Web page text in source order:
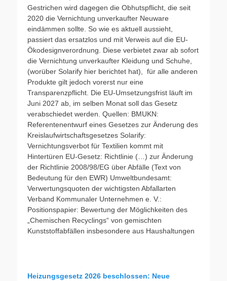
Gestrichen wird dagegen die Obhutspflicht, die seit
2020 die Vernichtung unverkaufter Neuware
eindämmen sollte. So wie es aktuell aussieht,
passiert das ersatzlos und mit Verweis auf die EU-
Ökodesignverordnung. Diese verbietet zwar ab sofort
die Vernichtung unverkaufter Kleidung und Schuhe,
(worüber Solarify hier berichtet hat), für alle anderen
Produkte gilt jedoch vorerst nur eine
Transparenzpflicht. Die EU-Umsetzungsfrist läuft im
Juni 2027 ab, im selben Monat soll das Gesetz
verabschiedet werden. Quellen: BMUKN:
Referentenentwurf eines Gesetzes zur Änderung des
Kreislaufwirtschaftsgesetzes Solarify:
Vernichtungsverbot für Textilien kommt mit
Hintertüren EU-Gesetz: Richtlinie (…) zur Änderung
der Richtlinie 2008/98/EG über Abfälle (Text von
Bedeutung für den EWR) Umweltbundesamt:
Verwertungsquoten der wichtigsten Abfallarten
Verband Kommunaler Unternehmen e. V.:
Positionspapier: Bewertung der Möglichkeiten des
„Chemischen Recyclings“ von gemischten
Kunststoffabfällen insbesondere aus Haushaltungen
Heizungsgesetz 2026 beschlossen: Neue